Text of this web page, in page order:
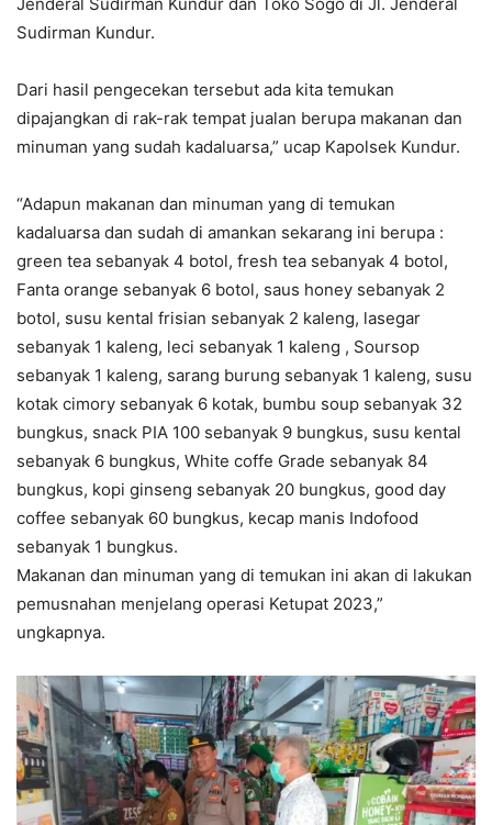
Sudirman Kundur.
Dari hasil pengecekan tersebut ada kita temukan
dipajangkan di rak-rak tempat jualan berupa makanan dan
minuman yang sudah kadaluarsa,” ucap Kapolsek Kundur.
“Adapun makanan dan minuman yang di temukan
kadaluarsa dan sudah di amankan sekarang ini berupa :
green tea sebanyak 4 botol, fresh tea sebanyak 4 botol,
Fanta orange sebanyak 6 botol, saus honey sebanyak 2
botol, susu kental frisian sebanyak 2 kaleng, lasegar
sebanyak 1 kaleng, leci sebanyak 1 kaleng , Soursop
sebanyak 1 kaleng, sarang burung sebanyak 1 kaleng, susu
kotak cimory sebanyak 6 kotak, bumbu soup sebanyak 32
bungkus, snack PIA 100 sebanyak 9 bungkus, susu kental
sebanyak 6 bungkus, White coffe Grade sebanyak 84
bungkus, kopi ginseng sebanyak 20 bungkus, good day
coffee sebanyak 60 bungkus, kecap manis Indofood
sebanyak 1 bungkus.
Makanan dan minuman yang di temukan ini akan di lakukan
pemusnahan menjelang operasi Ketupat 2023,”
ungkapnya.